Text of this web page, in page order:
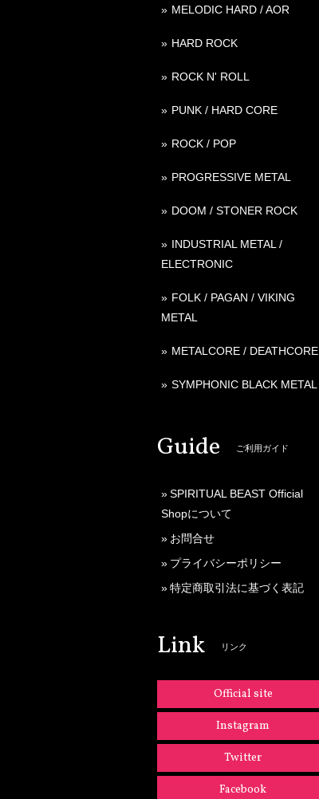
MELODIC HARD / AOR
HARD ROCK
ROCK N' ROLL
PUNK / HARD CORE
ROCK / POP
PROGRESSIVE METAL
DOOM / STONER ROCK
INDUSTRIAL METAL /
ELECTRONIC
FOLK / PAGAN / VIKING
METAL
METALCORE / DEATHCORE
SYMPHONIC BLACK METAL
Guide ご利用ガイド
SPIRITUAL BEAST Official
Shopについて
お問合せ
プライバシーポリシー
特定商取引法に基づく表記
Link リンク
Official site
Instagram
Twitter
Facebook